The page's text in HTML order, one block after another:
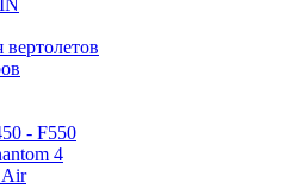
- F550
4
Air